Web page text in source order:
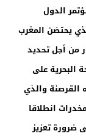
الدول
يحتضن المغرب
من أجل تحديد
البحرية على
والذي
انطلاقا
ضرورة تعزيز